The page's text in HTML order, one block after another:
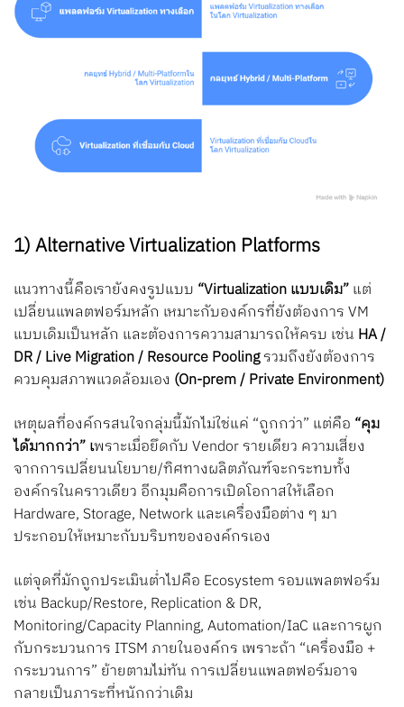
1) Alternative Virtualization Platforms
แนวทางนี้คือเรายังคงรูปแบบ “Virtualization แบบเดิม”แต่
เปลี่ยนแพลตฟอร์มหลัก เหมาะกับองค์กรที่ยังต้องการ VM
แบบเดิมเป็นหลัก และต้องการความสามารถให้ครบ เช่น HA /
DR / Live Migration / Resource Poolingรวมถึงยังต้องการ
ควบคุมสภาพแวดล้อมเอง (On-prem / Private Environment)
เหตุผลที่องค์กรสนใจกลุ่มนี้มักไม่ใช่แค่ “ถูกกว่า” แต่คือ “คุม
ได้มากกว่า” เพราะเมื่อยึดกับ Vendor รายเดียว ความเสี่ยง
จากการเปลี่ยนนโยบาย/ทิศทางผลิตภัณฑ์จะกระทบทั้ง
องค์กรในคราวเดียว อีกมุมคือการเปิดโอกาสให้เลือก
Hardware, Storage, Network และเครื่องมือต่าง ๆ มา
ประกอบให้เหมาะกับบริบทขององค์กรเอง
แต่จุดที่มักถูกประเมินต่ำไปคือ Ecosystem รอบแพลตฟอร์ม
เช่น Backup/Restore, Replication & DR,
Monitoring/Capacity Planning, Automation/IaC และการผูก
กับกระบวนการ ITSM ภายในองค์กร เพราะถ้า “เครื่องมือ +
กระบวนการ” ย้ายตามไม่ทัน การเปลี่ยนแพลตฟอร์มอาจ
กลายเป็นภาระที่หนักกว่าเดิม